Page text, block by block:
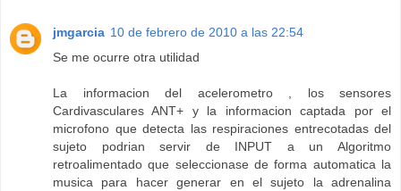
jmgarcia 10 de febrero de 2010 a las 22:54
Se me ocurre otra utilidad
La informacion del acelerometro , los sensores
Cardivasculares ANT+ y la informacion captada por el
microfono que detecta las respiraciones entrecotadas del
sujeto podrian servir de INPUT a un Algoritmo
retroalimentado que seleccionase de forma automatica la
musica para hacer generar en el sujeto la adrenalina